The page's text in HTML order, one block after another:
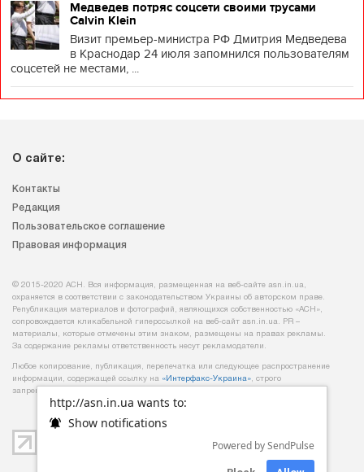
http://asn.in.ua wants to:
Show notifications
Powered by SendPulse
Медведев потряс соцсети своими трусами
Calvin Klein
Визит премьер-министра РФ Дмитрия Медведева
в Краснодар 24 июля запомнился пользователям
соцсетей не местами, ...
О сайте:
Контакты
Редакция
Пользовательское соглашение
Правовая информация
© 2015-2020 АСН. Вся информация, размещенная на веб-сайте asn.in.ua,
охраняется в соответствии с законодательством Украины об авторском праве.
Републикация материалов и фотографий, являющихся собственностью «АСН»,
сопровождается кликабельной гиперссылкой на веб-сайт asn.іn.ua. PR –
материалы, которые отмечены этим знаком, размещены на правах рекламы.
За содержание рекламы ответственность несут рекламодатели.
Любое копирование, публикация, перепечатка или следующее распространение
информации, содержащей ссылку на «Интерфакс-Украина», строго
запрещается.